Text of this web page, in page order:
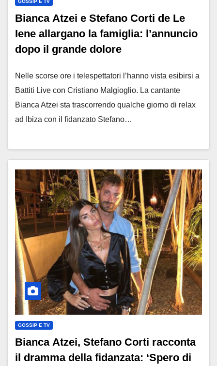
GOSSIP E TV
Bianca Atzei e Stefano Corti de Le
Iene allargano la famiglia: l’annuncio
dopo il grande dolore
Nelle scorse ore i telespettatori l’hanno vista esibirsi a
Battiti Live con Cristiano Malgioglio. La cantante
Bianca Atzei sta trascorrendo qualche giorno di relax
ad Ibiza con il fidanzato Stefano…
GOSSIP E TV
Bianca Atzei, Stefano Corti racconta
il dramma della fidanzata: ‘Spero di